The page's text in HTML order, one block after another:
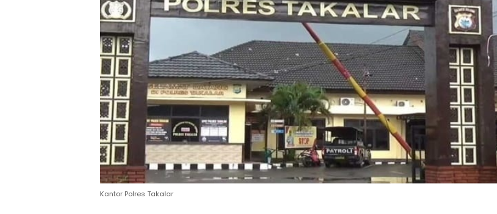
Kantor Polres Takalar